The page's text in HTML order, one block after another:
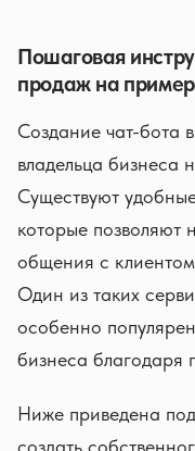
Пошаговая
продаж на
Создание чат-бота
владельца бизнеса
Существуют
которые позволяют
общения с
Один из таких
особенно
бизнеса благодаря
Ниже приведена
создать